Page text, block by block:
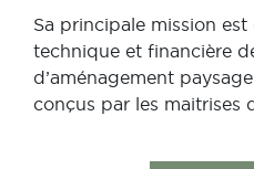
Sa principale mission est
technique et financière
d’aménagement
conçus par les maitrises